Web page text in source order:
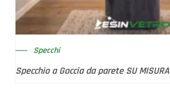
Specchi
Specchio a Goccia da parete SU MISURA